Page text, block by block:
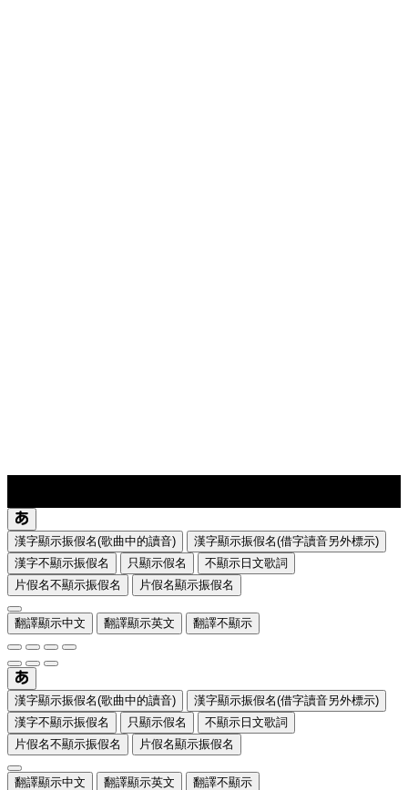
漢字顯示振假名(歌曲中的讀音)
漢字顯示振假名(借字讀音另外標示)
漢字不顯示振假名
只顯示假名
不顯示日文歌詞
片假名不顯示振假名
片假名顯示振假名
翻譯顯示中文 翻譯顯示英文 翻譯不顯示
漢字顯示振假名(歌曲中的讀音)
漢字顯示振假名(借字讀音另外標示)
漢字不顯示振假名
只顯示假名
不顯示日文歌詞
片假名不顯示振假名
片假名顯示振假名
翻譯顯示中文 翻譯顯示英文 翻譯不顯示